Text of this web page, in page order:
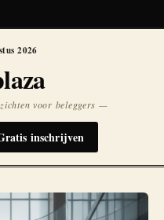
2026
voor beleggers —
inschrijven